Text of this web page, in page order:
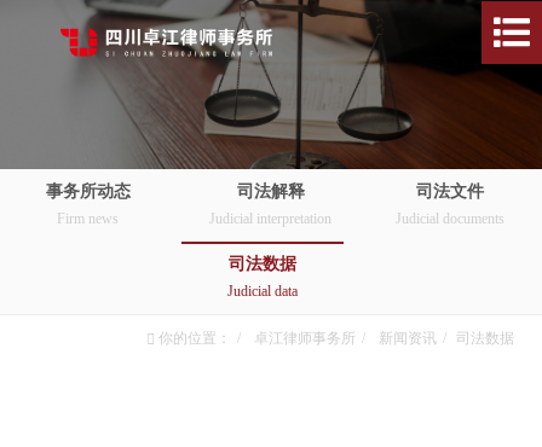
事务所动态
Firm news
司法解释
Judicial interpretation
司法文件
Judicial documents
司法数据
Judicial data
你的位置： 卓江律师事务所 新闻资讯 司法数据